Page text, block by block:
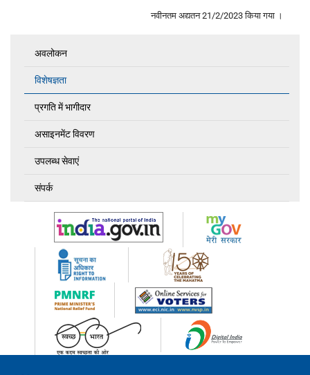
नवीनतम अद्यतन 21/2/2023 किया गया ।
अवलोकन
विशेषज्ञता
प्रगति में भागीदार
असाइनमेंट विवरण
उपलब्ध सेवाएं
संपर्क